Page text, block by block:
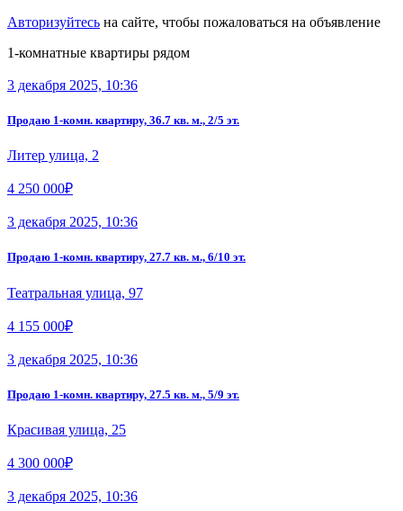
Авторизуйтесь на сайте, чтобы пожаловаться на объявление
1-комнатные квартиры рядом
3 декабря 2025, 10:36
Продаю 1-комн. квартиру, 36.7 кв. м., 2/5 эт.
Литер улица, 2
4 250 000₽
3 декабря 2025, 10:36
Продаю 1-комн. квартиру, 27.7 кв. м., 6/10 эт.
Театральная улица, 97
4 155 000₽
3 декабря 2025, 10:36
Продаю 1-комн. квартиру, 27.5 кв. м., 5/9 эт.
Красивая улица, 25
4 300 000₽
3 декабря 2025, 10:36